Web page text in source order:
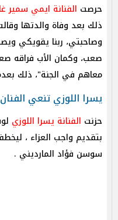
حرصت الفنانة ايمي سمير
ذلك بعد وفاة والدتها
وصاحبتي، ربنا يقويكي
صعب، وكمان الأب فراقه
معاهم في الجنة"، ذلك
يسرا اللوزي تنعي
حزنت الفنانة يسرا اللوزي
بتقديم واجب العزاء ،
سوسن فؤاد المارديني .